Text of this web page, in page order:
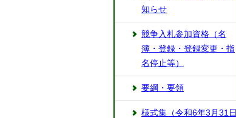
知らせ
競争入札参加資格（名
簿・登録・登録変更・指
名停止等）
要綱・要領
様式集（令和6年3月31日